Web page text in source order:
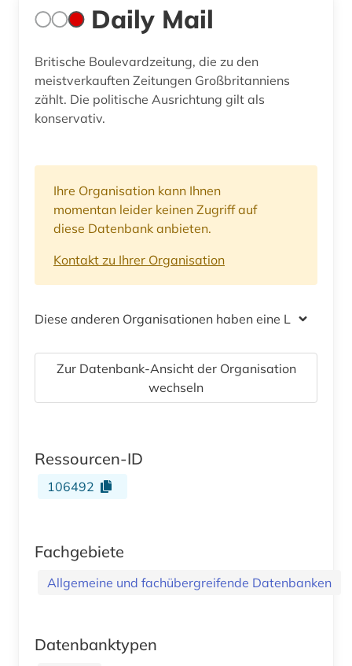
Daily Mail
Britische Boulevardzeitung, die zu den
meistverkauften Zeitungen Großbritanniens
zählt. Die politische Ausrichtung gilt als
konservativ.
Ihre Organisation kann Ihnen
momentan leider keinen Zugriff auf
diese Datenbank anbieten.
Kontakt zu Ihrer Organisation
Diese anderen Organisationen haben eine Lizenz
Zur Datenbank-Ansicht der Organisation
wechseln
Ressourcen-ID
106492
Fachgebiete
Allgemeine und fachübergreifende Datenbanken
Datenbanktypen